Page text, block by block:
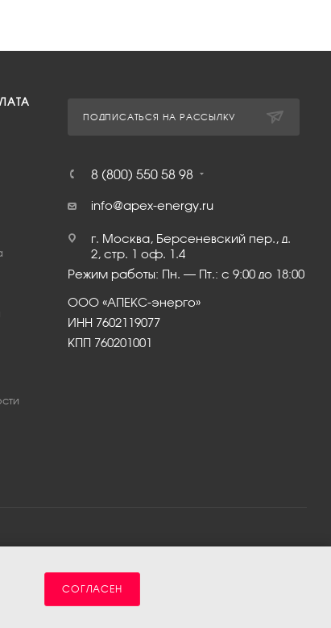
ПОДПИСАТЬСЯ НА РАССЫЛКУ
8 (800) 550 58 98
info@apex-energy.ru
г. Москва, Берсеневский пер., д.
2, стр. 1 оф. 1.4
Режим работы: Пн. – Пт.: с 9:00 до 18:00
ООО «АПЕКС-энерго»
ИНН 7602119077
КПП 760201001
СОГЛАСЕН